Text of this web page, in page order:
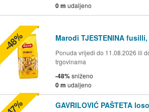
0 m udaljeno
Marodi TJESTENINA
Ponuda vrijedi do 11.08.2026 ili
trgovinama
-48%sniženo
0 m udaljeno
-48%
GAVRILOVIĆ PAŠTETA